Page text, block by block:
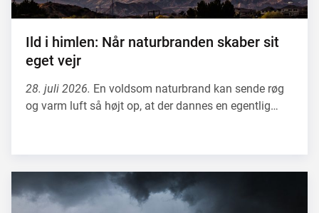
Ild i himlen: Når naturbranden skaber sit
eget vejr
28. juli 2026. En voldsom naturbrand kan sende røg
og varm luft så højt op, at der dannes en egentlig…